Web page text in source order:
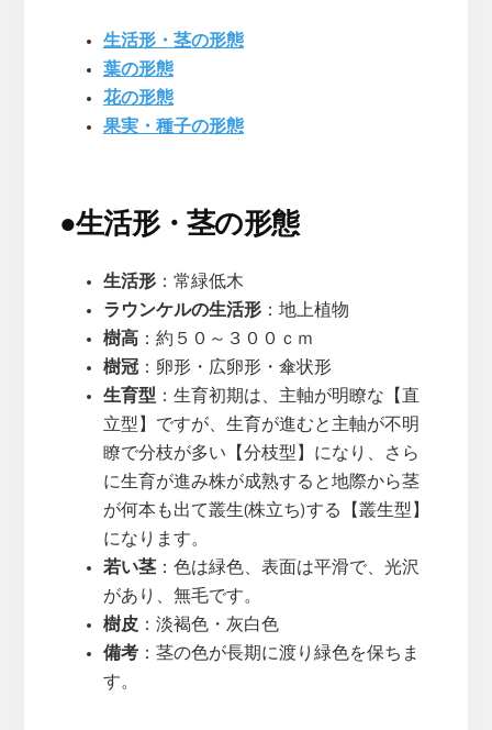
生活形・茎の形態
葉の形態
花の形態
果実・種子の形態
●生活形・茎の形態
生活形：常緑低木
ラウンケルの生活形：地上植物
樹高 ：約５０～３００ｃｍ
樹冠：卵形・広卵形・傘状形
生育型 ：生育初期は、主軸が明瞭な【直
立型】ですが、生育が進むと主軸が不明
瞭で分枝が多い【分枝型】になり、さら
に生育が進み株が成熟すると地際から茎
が何本も出て叢生(株立ち)する【叢生型】
になります。
若い茎：色は緑色、表面は平滑で、光沢
があり、無毛です。
樹皮：淡褐色・灰白色
備考：茎の色が長期に渡り緑色を保ちま
す。